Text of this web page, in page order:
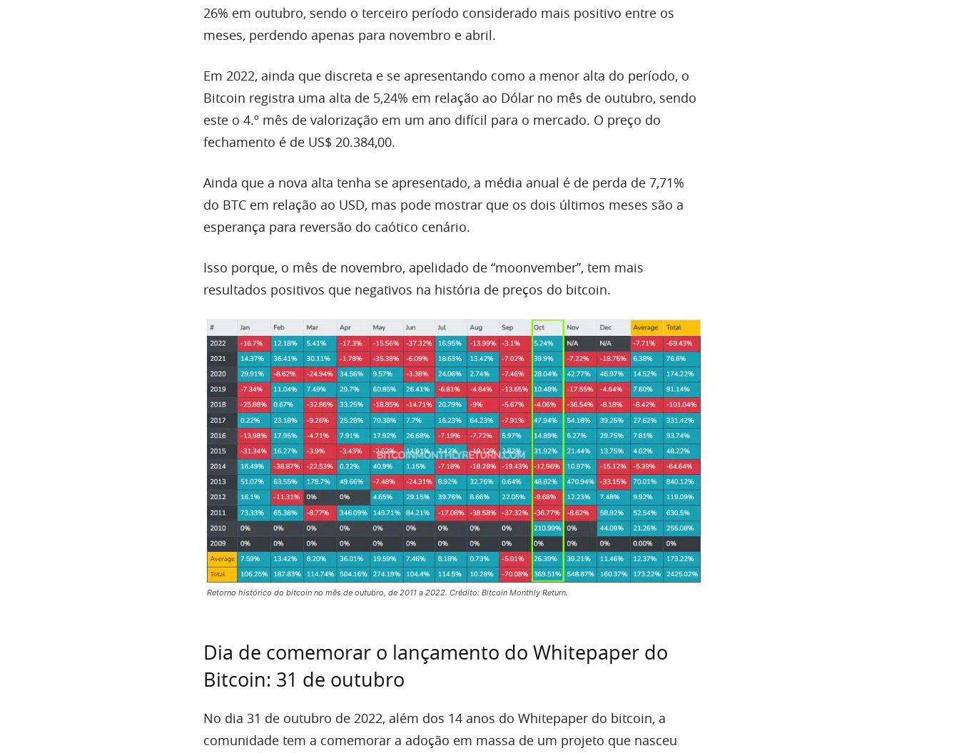
26% em outubro, sendo o terceiro período considerado mais positivo entre os
meses, perdendo apenas para novembro e abril.
Em 2022, ainda que discreta e se apresentando como a menor alta do período, o
Bitcoin registra uma alta de 5,24% em relação ao Dólar no mês de outubro, sendo
este o 4.º mês de valorização em um ano difícil para o mercado. O preço do
fechamento é de US$ 20.384,00.
Ainda que a nova alta tenha se apresentado, a média anual é de perda de 7,71%
do BTC em relação ao USD, mas pode mostrar que os dois últimos meses são a
esperança para reversão do caótico cenário.
Isso porque, o mês de novembro, apelidado de “moonvember”, tem mais
resultados positivos que negativos na história de preços do bitcoin.
Retorno histórico do bitcoin no mês de outubro, de 2011 a 2022. Crédito: Bitcoin Monthly Return.
Dia de comemorar o lançamento do Whitepaper do
Bitcoin: 31 de outubro
No dia 31 de outubro de 2022, além dos 14 anos do Whitepaper do bitcoin, a
comunidade tem a comemorar a adoção em massa de um projeto que nasceu